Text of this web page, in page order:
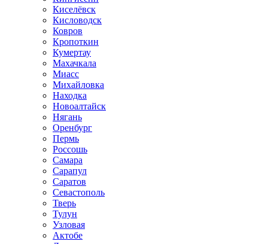
Киселёвск
Кисловодск
Ковров
Кропоткин
Кумертау
Махачкала
Миасс
Михайловка
Находка
Новоалтайск
Нягань
Оренбург
Пермь
Россошь
Самара
Сарапул
Саратов
Севастополь
Тверь
Тулун
Узловая
Актобе